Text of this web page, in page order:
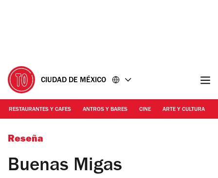
CIUDAD DE MÉXICO
RESTAURANTES Y CAFES ANTROS Y BARES CINE ARTE Y CULTURA
Foto: Gil Camargo
Reseña
Buenas Migas